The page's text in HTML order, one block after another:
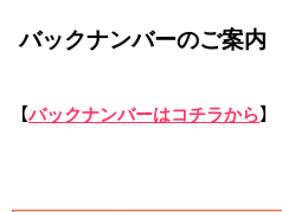
バックナンバーのご案内
【バックナンバーはコチラから】